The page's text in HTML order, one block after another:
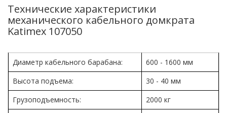
Технические характеристики
механического кабельного домкрата
Katimex 107050
Диаметр кабельного барабана:
600 - 1600 мм
Высота подъема:
30 - 40 мм
Грузоподъемность:
2000 кг